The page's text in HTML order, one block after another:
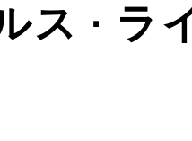
ス · ラ